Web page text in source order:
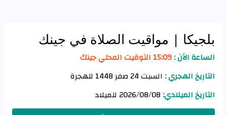
بلجيكا | مواقيت الصلاة في جينك
الساعة الآن :15:09 التوقيت المحلي جينك
التاريخ الهجري : السبت 24 صفر 1448 للهجرة
التاريخ الميلادي: